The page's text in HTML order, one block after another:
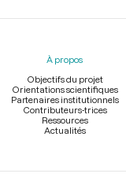
À propos
Objectifs du projet
Orientations scientifiques
Partenaires institutionnels
Contributeurs-trices
Ressources
Actualités